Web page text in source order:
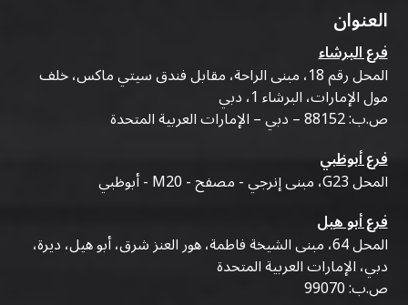
العنوان
فرع البرشاء
المحل رقم 18، مبنى الراحة، مقابل فندق سيتي ماكس، خلف
مول الإمارات، البرشاء 1، دبي
ص.ب: 88152 – دبي – الإمارات العربية المتحدة
فرع أبوظبي
المحل G23، مبنى إنرجي - مصفح - M20 - أبوظبي
فرع أبو هيل
المحل 64، مبنى الشيخة فاطمة، هور العنز شرق، أبو هيل، ديرة،
دبي، الإمارات العربية المتحدة
ص.ب: 99070